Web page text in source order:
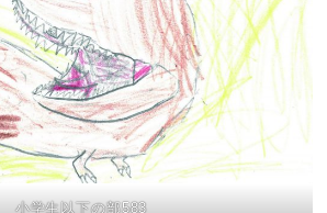
小学生以下の部583